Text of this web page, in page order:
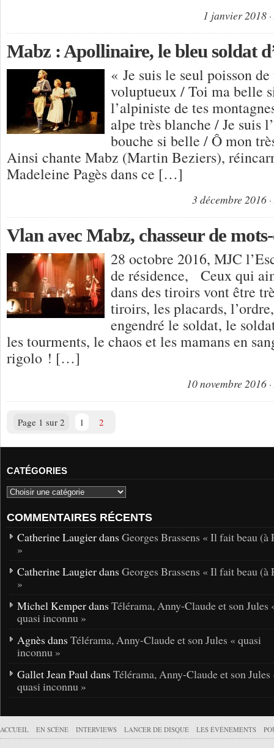
1 janvier 2018
Mabz : Apollinaire, le bleu soldat
« Je suis le seul poisson
voluptueux / Toi ma belle
l’alpiniste de tes
alpe très blanche / Je suis
bouche si belle / Ô mon
Ainsi chante Mabz (Martin Beziers),
Madeleine Pagès dans ce […]
3 décembre 2016
Vlan avec Mabz, chasseur de
28 octobre 2016, MJC
de résidence, Ceux qui
dans des tiroirs vont être
tiroirs, les placards,
engendré le soldat, le
les tourments, le chaos et les mamans en
rigolo ! […]
10 novembre 2016
Page 1 sur 2 1 2
CATÉGORIES
COMMENTAIRES RÉCENTS
Catherine Laugier dans Georges Brassens « Il fait beau (à
»
Catherine Laugier dans Georges Brassens « Il fait beau (à
»
Michel Kemper dans Télérama, Anny-Claude et son Jules
quasi inconnu »
Agnès dans Télérama, Anny-Claude et son Jules « quasi
inconnu »
Gallet Jean Paul dans Télérama, Anny-Claude et son Jules
quasi inconnu »
ACCUEIL EN SCÈNE INTERVIEWS LANCER DE DISQUE LES ÉVÉNEMENTS